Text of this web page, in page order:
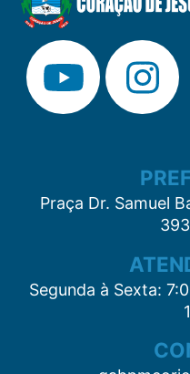
Praça Dr. Samuel
Segunda à Sexta: